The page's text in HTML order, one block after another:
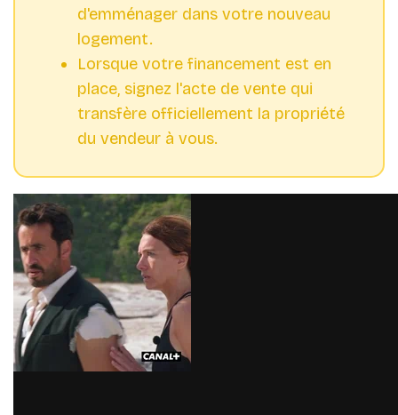
d'emménager dans votre nouveau
logement.
Lorsque votre financement est en
place, signez l'acte de vente qui
transfère officiellement la propriété